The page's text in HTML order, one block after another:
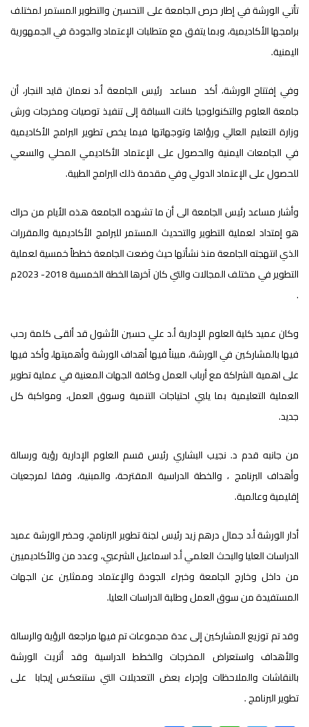
تأتي الورشة في إطار حرص الجامعة على التحسين والتطوير المستمر لمختلف
برامجها الأكاديمية، وبما يتفق مع متطلبات الإعتماد والجودة في الجمهورية
اليمنية.
وفي إفتتاح الورشة، أكد مساعد رئيس الجامعة أ.د نعمان قايد النجار، أن
جامعة العلوم والتكنولوجيا كانت السباقة إلى تنفيذ توصيات ومخرجات ورش
وزارة التعليم العالي ورؤاها وتوجهاتها فيما يخص تطوير البرامج الأكاديمية
في الجامعات اليمنية والحصول على الإعتماد الأكاديمي المحلي والسعي
للحصول على الإعتماد الدولي وفي مقدمة ذلك البرامج الطبية.
وأشار مساعد رئيس الجامعة الى أن ما تشهده الجامعة هذه الأيام من حراك
هو إمتداد لعملية التطوير والتحديث المستمر للبرامج الأكاديمية والمقررات
الذي انتهجته الجامعة منذ نشأتها حيث وضعت الجامعة خططاً خمسية لعملية
التطوير في مختلف المجالات والتي كان آخرها الخطة الخمسية 2018- 2023م
.
وكان عميد كلية العلوم الإدارية أ.د علي حسين الأشول قد ألقى كلمة رحب
فيها بالمشاركين في الورشة، مبيناً فيها أهداف الورشة وأهميتها، وأكد فيها
على اهمية الشراكة مع أرباب العمل وكافة الجهات المعنية في عملية تطوير
العملية التعليمية بما يلبي احتياجات التنمية وسوق العمل، ومواكبة كل
جديد.
من جانبه قدم د. نجيب البشاري رئيس قسم العلوم الإدارية رؤية ورسالة
وأهداف البرنامج ، والخطة الدراسية المقترحة، والمبنية، وفقا لمرجعيات
إقليمية وعالمية.
أدار الورشة أ.د جمال درهم زيد رئيس لجنة تطوير البرنامج، وحضر الورشة عميد
الدراسات العليا والبحث العلمي أ.د اسماعيل الشرعبي، وعدد من والأكاديميين
من داخل وخارج الجامعة وخبراء الجودة والإعتماد وممثلين عن الجهات
المستفيدة من سوق العمل وطلبة الدراسات العليا.
وقد تم توزيع المشاركين إلى عدة مجموعات تم فيها مراجعة الرؤية والرسالة
والأهداف واستعراض المخرجات والخطط الدراسية وقد أثريت الورشة
بالنقاشات والملاحظات وإجراء بعض التعديلات التي ستنعكس إيجابا على
تطوير البرنامج .